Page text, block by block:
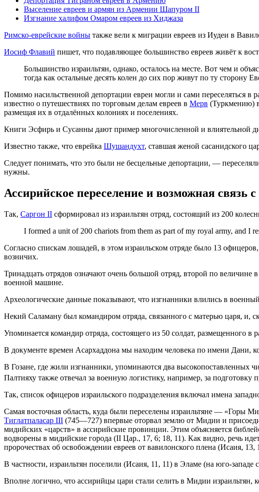
Выселение евреев и армян из Армении Шапуром II
Изгнание халифом Омаром евреев из Хиджаза
Римско-еврейские войны также вели к миграции евреев из Иудеи в
Иосиф Флавий пишет, что подавляющее большинство евреев живёт к
Большинство израильтян, однако, осталось на месте. Вот чем и
тогда как остальные десять колен до сих пор живут по ту сторону
Помимо насильственной депортации евреи могли и сами переселяться
известно о путешествиях по торговым делам евреев в Мерв (Туркмению)
размещая их в отдалённых колониях и поселениях.
Книги Эсфирь и Сусанны дают пример многочисленной и влиятельной
Известно также, что еврейка Шушандухт, ставшая женой сасанидского
Следует понимать, что это были не бесцельные депортации, —
нужны.
Ассирийское переселение и возможная связь
Так, Саргон II сформировал из израильтян отряд, состоящий из 200
I formed a unit of 200 chariots from them as part of my royal army, and I
Согласно спискам лошадей, в этом израильском отряде было 13
возничих.
Тринадцать отрядов означают очень большой отряд, второй по
военной машине.
Археологические данные показывают, что изгнанники влились в
Некий Саламану был командиром отряда, связанного с матерью царя, и,
Упоминается командир отряда, состоящего из 50 солдат, размещенного в
В документе времен Асархаддона мы находим человека по имени Дани,
В Гозане, где жили изгнанники, упоминаются два высокопоставленных
Палтияху также отвечал за военную логистику, например, за
Так, список офицеров израильского подразделения включал имена
Самая восточная область, куда были переселены израильтяне — «Горы
Тиглатпаласар III (745—727) впервые оторвал землю от Мидии и
мидийских «царств» в ассирийские провинции. Этим объясняется
водворены в мидийские города (II Цар., 17, 6; 18, 11). Как видно, речь
пророчествах об освобождении евреев от вавилонского плена (Исаия,
В частности, израильтян поселили (Исаия, 11, 11) в Эламе (на юго-
Вполне логично, что ассирийцы цари стали селить в Мидии израильтян,